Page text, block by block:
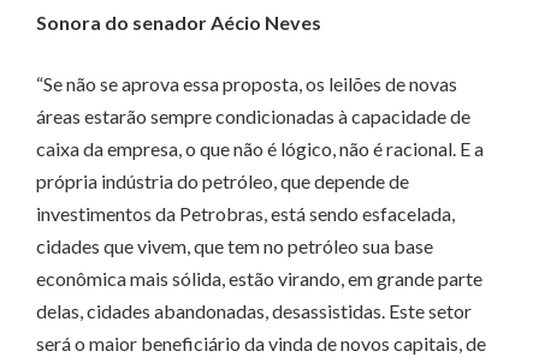
Sonora do senador Aécio Neves
“Se não se aprova essa proposta, os leilões de novas
áreas estarão sempre condicionadas à capacidade de
caixa da empresa, o que não é lógico, não é racional. E a
própria indústria do petróleo, que depende de
investimentos da Petrobras, está sendo esfacelada,
cidades que vivem, que tem no petróleo sua base
econômica mais sólida, estão virando, em grande parte
delas, cidades abandonadas, desassistidas. Este setor
será o maior beneficiário da vinda de novos capitais, de